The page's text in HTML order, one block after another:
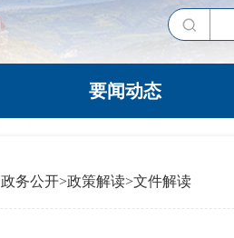
要闻动态
政务公开>政策解读>文件解读